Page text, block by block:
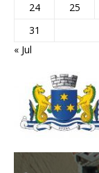
24
25
31
« Jul